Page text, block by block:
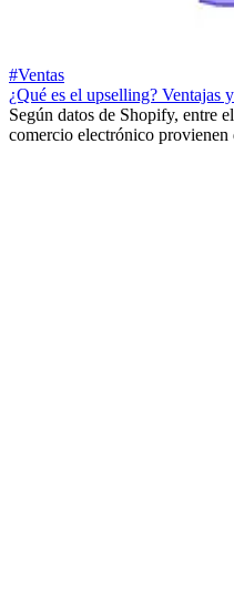
#Ventas
¿Qué es el upselling? Ventajas
Según datos de Shopify, entre
comercio electrónico provienen